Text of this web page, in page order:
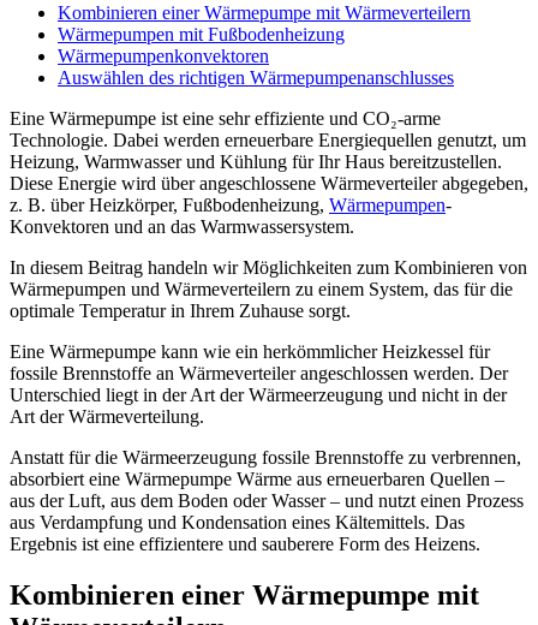
Kombinieren einer Wärmepumpe mit Wärmeverteilern
Wärmepumpen mit Fußbodenheizung
Wärmepumpenkonvektoren
Auswählen des richtigen Wärmepumpenanschlusses
Eine Wärmepumpe ist eine sehr effiziente und CO₂-arme
Technologie. Dabei werden erneuerbare Energiequellen genutzt, um
Heizung, Warmwasser und Kühlung für Ihr Haus bereitzustellen.
Diese Energie wird über angeschlossene Wärmeverteiler abgegeben,
z. B. über Heizkörper, Fußbodenheizung, Wärmepumpen-
Konvektoren und an das Warmwassersystem.
In diesem Beitrag handeln wir Möglichkeiten zum Kombinieren von
Wärmepumpen und Wärmeverteilern zu einem System, das für die
optimale Temperatur in Ihrem Zuhause sorgt.
Eine Wärmepumpe kann wie ein herkömmlicher Heizkessel für
fossile Brennstoffe an Wärmeverteiler angeschlossen werden. Der
Unterschied liegt in der Art der Wärmeerzeugung und nicht in der
Art der Wärmeverteilung.
Anstatt für die Wärmeerzeugung fossile Brennstoffe zu verbrennen,
absorbiert eine Wärmepumpe Wärme aus erneuerbaren Quellen –
aus der Luft, aus dem Boden oder Wasser – und nutzt einen Prozess
aus Verdampfung und Kondensation eines Kältemittels. Das
Ergebnis ist eine effizientere und sauberere Form des Heizens.
Kombinieren einer Wärmepumpe mit